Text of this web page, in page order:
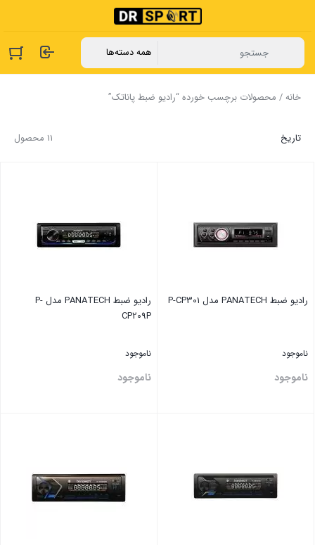
خانه/ محصولات برچسب خورده “رادیو ضبط پاناتک”
11 محصول تاریخ
رادیو ضبط PANATECH مدل P-CP301
ناموجود
ناموجود
رادیو ضبط PANATECH مدل P-
CP209P
ناموجود
ناموجود